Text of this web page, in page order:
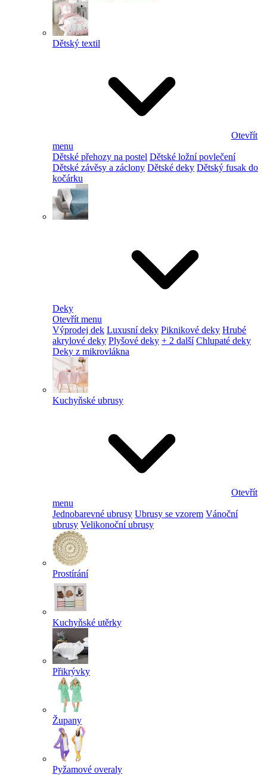
Dětský textil
Otevřít
menu
Dětské přehozy na postel Dětské ložní povlečení
Dětské závěsy a záclony Dětské deky Dětský fusak do
kočárku
Deky
Otevřít menu
Výprodej dek Luxusní deky Piknikové deky Hrubé
akrylové deky Plyšové deky + 2 další Chlupaté deky
Deky z mikrovlákna
Kuchyňské ubrusy
Otevřít
menu
Jednobarevné ubrusy Ubrusy se vzorem Vánoční
ubrusy Velikonoční ubrusy
Prostírání
Kuchyňské utěrky
Přikrývky
Župany
Pyžamové overaly